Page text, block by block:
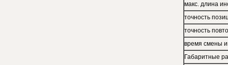
макс. длина
точность
точность
время смены
Габаритные